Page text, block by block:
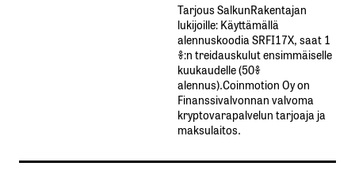
Tarjous SalkunRakentajan
lukijoille: Käyttämällä​ ​
alennuskoodia​ ​SRFI17X,​ ​saat​ ​1
%:n treidauskulut​ ​ensimmäiselle​ ​
kuukaudelle​ ​(50%​ ​
alennus).Coinmotion Oy on
Finanssivalvonnan valvoma
kryptovarapalvelun tarjoaja ja
maksulaitos.